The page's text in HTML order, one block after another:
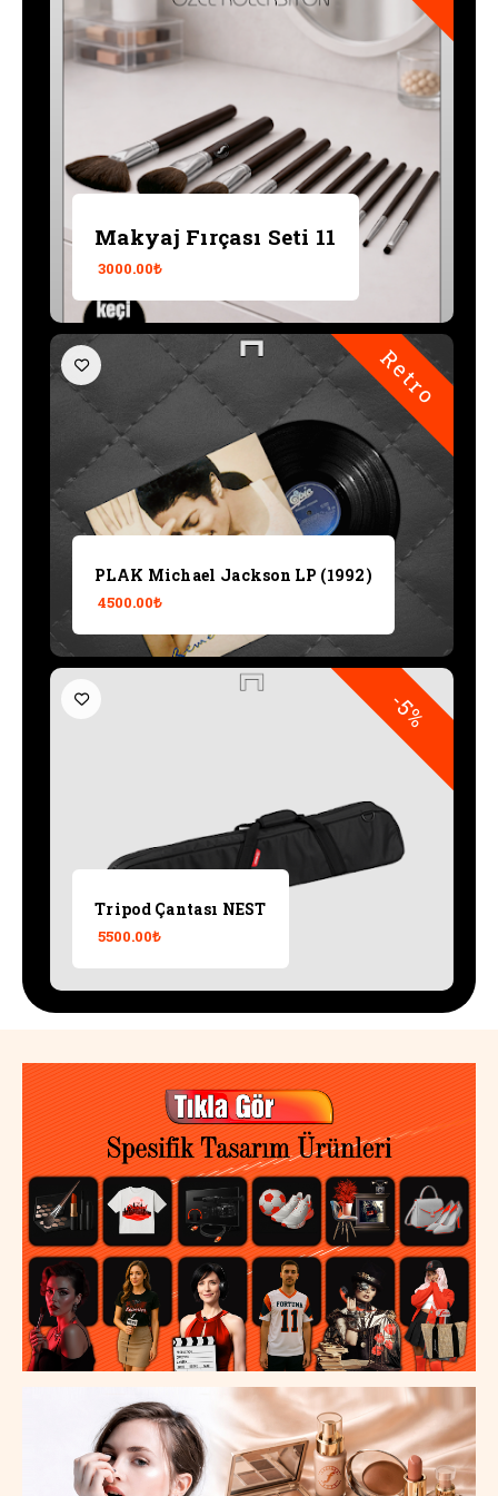
Makyaj Fırçası Seti 11
3000.00₺
Retro
PLAK Michael Jackson LP (1992)
4500.00₺
-5%
Tripod Çantası NEST
5500.00₺